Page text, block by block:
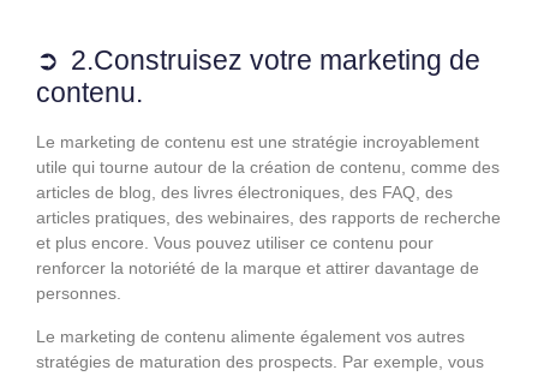
2.Construisez votre marketing de
contenu.
Le marketing de contenu est une stratégie incroyablement
utile qui tourne autour de la création de contenu, comme des
articles de blog, des livres électroniques, des FAQ, des
articles pratiques, des webinaires, des rapports de recherche
et plus encore. Vous pouvez utiliser ce contenu pour
renforcer la notoriété de la marque et attirer davantage de
personnes.
Le marketing de contenu alimente également vos autres
stratégies de maturation des prospects. Par exemple, vous